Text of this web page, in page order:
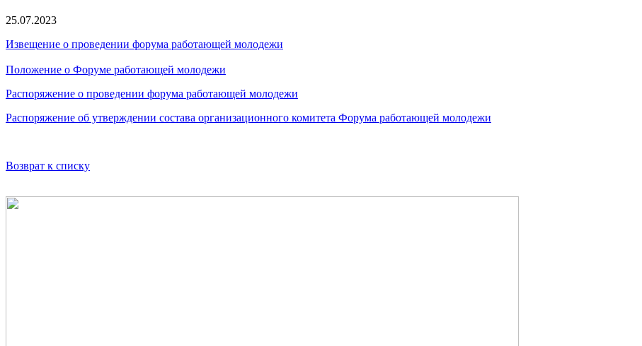
25.07.2023
Извещение о проведении форума работающей молодежи
Положение о Форуме работающей молодежи
Распоряжение о проведении форума работающей молодежи
Распоряжение об утверждении состава организационного комитета Форума работающей молодежи
Возврат к списку